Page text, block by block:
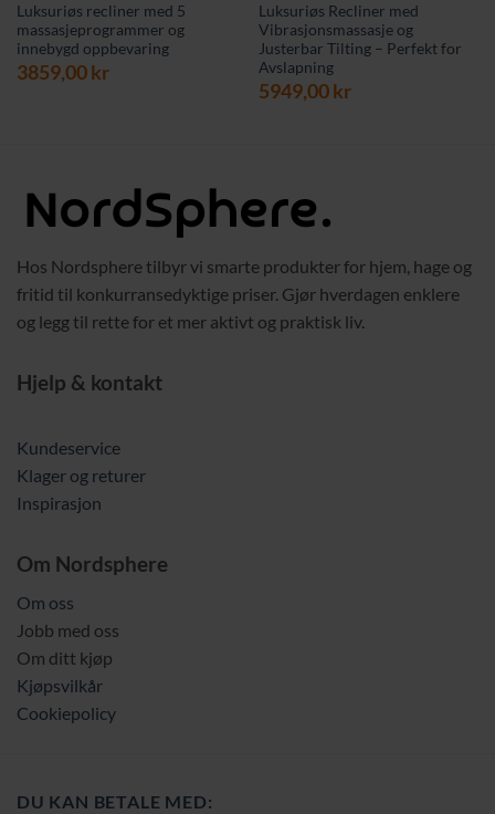
Luksuriøs recliner med 5
massasjeprogrammer og
innebygd oppbevaring
3859,00kr
Luksuriøs Recliner med
Vibrasjonsmassasje og
Justerbar Tilting – Perfekt for
Avslapning
5949,00kr
Hos Nordsphere tilbyr vi smarte produkter for hjem, hage og
fritid til konkurransedyktige priser. Gjør hverdagen enklere
og legg til rette for et mer aktivt og praktisk liv.
Hjelp & kontakt
Kundeservice
Klager og returer
Inspirasjon
Om Nordsphere
Om oss
Jobb med oss
Om ditt kjøp
Kjøpsvilkår
Cookiepolicy
DU KAN BETALE MED: